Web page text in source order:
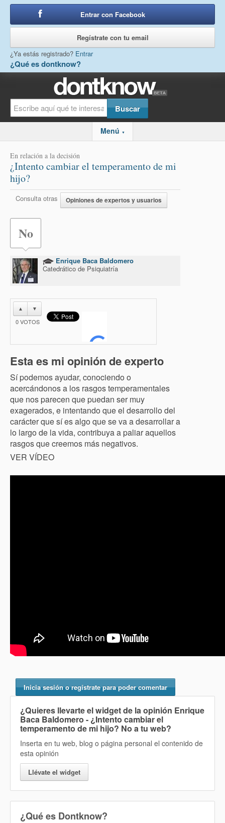
¿Qué es dontknow?
Entrar con Facebook
Regístrate con tu email
¿Ya estás registrado? Entrar
Menú ▼
En relación a la decisión
¿Intento cambiar el temperamento de mi
hijo?
Consulta otras Opiniones de expertos y usuarios
No
Enrique Baca Baldomero
Catedrático de Psiquiatría
▲ ▼
0VOTOS
Esta es mi opinión de experto
Sí podemos ayudar, conociendo o
acercándonos a los rasgos temperamentales
que nos parecen que puedan ser muy
exagerados, e intentando que el desarrollo del
carácter que sí es algo que se va a desarrollar a
lo largo de la vida, contribuya a paliar aquellos
rasgos que creemos más negativos.
VER VÍDEO
Inicia sesión o regístrate para poder comentar
¿Quieres llevarte el widget de la opinión Enrique
Baca Baldomero - ¿Intento cambiar el
temperamento de mi hijo? No a tu web?
Inserta en tu web, blog o página personal el contenido de
esta opinión
Llévate el widget
¿Qué es Dontknow?